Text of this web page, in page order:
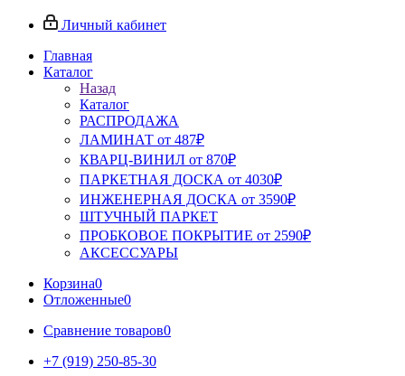
Личный кабинет
Главная
Каталог
Назад
Каталог
РАСПРОДАЖА
ЛАМИНАТ от 487₽
КВАРЦ-ВИНИЛ от 870₽
ПАРКЕТНАЯ ДОСКА от 4030₽
ИНЖЕНЕРНАЯ ДОСКА от 3590₽
ШТУЧНЫЙ ПАРКЕТ
ПРОБКОВОЕ ПОКРЫТИЕ от 2590₽
АКСЕССУАРЫ
Корзина0
Отложенные0
Сравнение товаров0
+7 (919) 250-85-30